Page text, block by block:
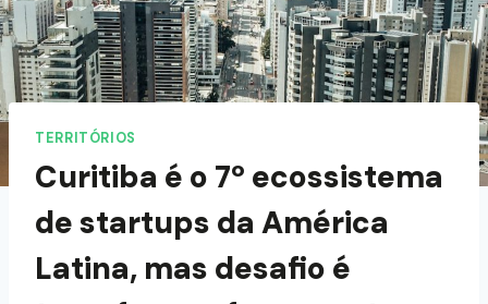
TERRITÓRIOS
Curitiba é o 7º ecossistema
de startups da América
Latina, mas desafio é